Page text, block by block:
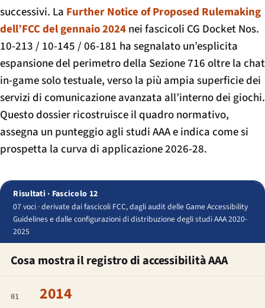
successivi. La Further Notice of Proposed Rulemaking
dell’FCC del gennaio 2024nei fascicoli CG Docket Nos.
10-213 / 10-145 / 06-181 ha segnalato un’esplicita
espansione del perimetro della Sezione 716 oltre la chat
in-game solo testuale, verso la più ampia superficie dei
servizi di comunicazione avanzata all’interno dei giochi.
Questo dossier ricostruisce il quadro normativo,
assegna un punteggio agli studi AAA e indica come si
prospetta la curva di applicazione 2026-28.
Risultati · Fascicolo 12
07 voci · derivate dai fascicoli FCC, dagli audit delle Game Accessibility
Guidelines e dalle configurazioni di distribuzione degli studi AAA 2020-
2025
Cosa mostra il registro di accessibilità AAA
01 2014